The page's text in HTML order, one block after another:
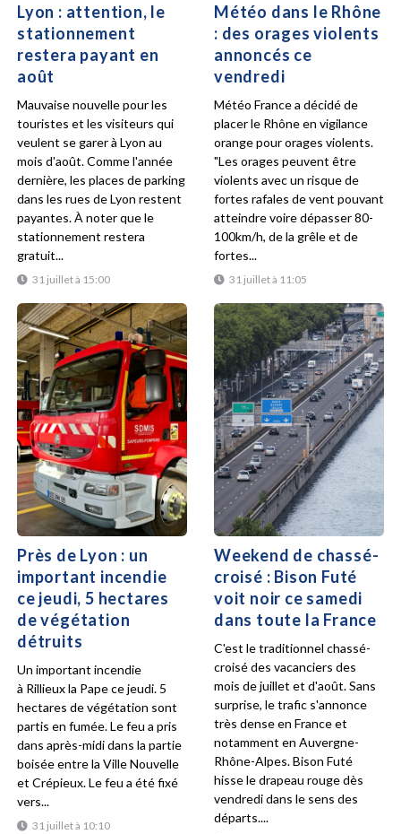
Lyon : attention, le
stationnement
restera payant en
août
31 juillet à 15:00
Mauvaise nouvelle pour les
touristes et les visiteurs qui
veulent se garer à Lyon au
mois d'août. Comme l'année
dernière, les places de parking
dans les rues de Lyon restent
payantes. À noter que le
stationnement restera
gratuit...
Météo dans le Rhône
: des orages violents
annoncés ce
vendredi
31 juillet à 11:05
Météo France a décidé de
placer le Rhône en vigilance
orange pour orages violents.
"Les orages peuvent être
violents avec un risque de
fortes rafales de vent pouvant
atteindre voire dépasser 80-
100km/h, de la grêle et de
fortes...
Près de Lyon : un
important incendie
ce jeudi, 5 hectares
de végétation
détruits
31 juillet à 10:10
Un important incendie
à Rillieux la Pape ce jeudi. 5
hectares de végétation sont
partis en fumée. Le feu a pris
dans après-midi dans la partie
boisée entre la Ville Nouvelle
et Crépieux. Le feu a été fixé
vers...
Weekend de chassé-
croisé : Bison Futé
voit noir ce samedi
dans toute la France
C'est le traditionnel chassé-
croisé des vacanciers des
mois de juillet et d'août. Sans
surprise, le trafic s'annonce
très dense en France et
notamment en Auvergne-
Rhône-Alpes. Bison Futé
hisse le drapeau rouge dès
vendredi dans le sens des
départs....